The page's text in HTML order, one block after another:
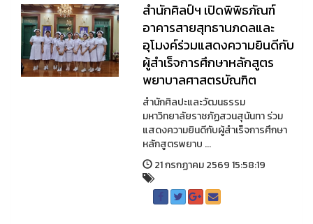
สำนักศิลป์ฯ เปิดพิพิธภัณฑ์
อาคารสายสุทธานภดลและ
อุโมงค์ร่วมแสดงความยินดีกับ
ผู้สําเร็จการศึกษาหลักสูตร
พยาบาลศาสตรบัณฑิต
สำนักศิลปะและวัฒนธรรม
มหาวิทยาลัยราชภัฏสวนสุนันทา ร่วม
แสดงความยินดีกับผู้สําเร็จการศึกษา
หลักสูตรพยาบ ...
21 กรกฏาคม 2569 15:58:19